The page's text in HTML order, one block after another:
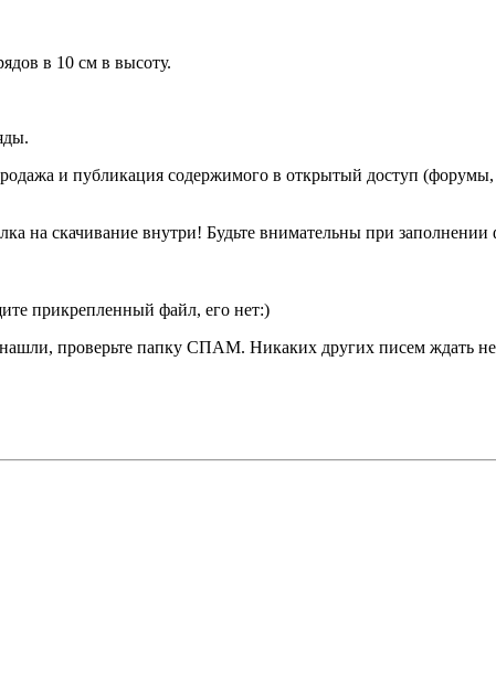
в 10 см в высоту.
и публикация содержимого в открытый доступ
на скачивание внутри! Будьте внимательны при заполнении
прикрепленный файл, его нет:)
проверьте папку СПАМ. Никаких других писем ждать